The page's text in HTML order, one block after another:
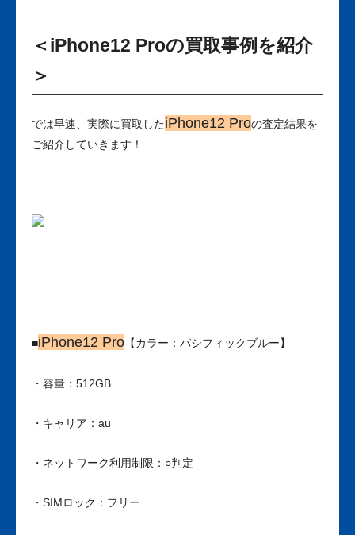
＜iPhone12 Proの買取事例を紹介
＞
では早速、実際に買取したiPhone12 Proの査定結果を
ご紹介していきます！
■iPhone12 Pro 【カラー：パシフィックブルー】
・容量：512GB
・キャリア：au
・ネットワーク利用制限：○判定
・SIMロック：フリー